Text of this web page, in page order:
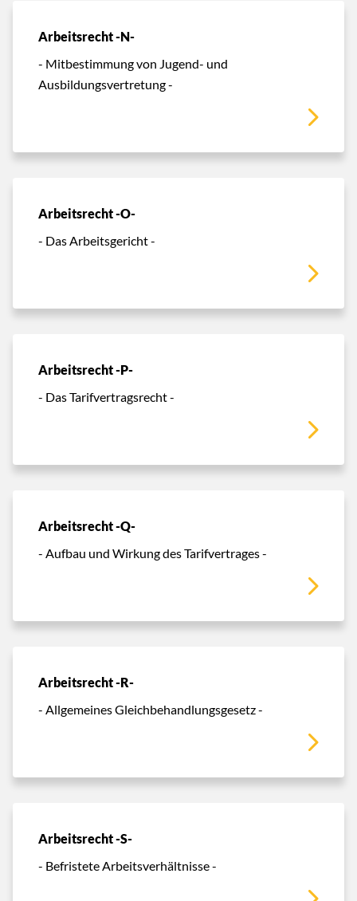
Arbeitsrecht -N-
- Mitbestimmung von Jugend- und
Ausbildungsvertretung -
Arbeitsrecht -O-
- Das Arbeitsgericht -
Arbeitsrecht -P-
- Das Tarifvertragsrecht -
Arbeitsrecht -Q-
- Aufbau und Wirkung des Tarifvertrages -
Arbeitsrecht -R-
- Allgemeines Gleichbehandlungsgesetz -
Arbeitsrecht -S-
- Befristete Arbeitsverhältnisse -